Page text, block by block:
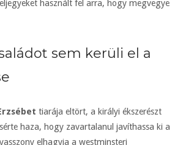
használt fel arra, hogy megvegye
sem kerüli el a
tiarája eltört, a királyi ékszerészt
haza, hogy zavartalanul javíthassa ki a
elhagyja a westminsteri